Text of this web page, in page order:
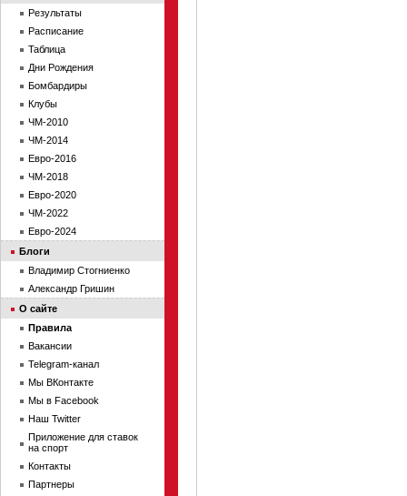
Результаты
Расписание
Таблица
Дни Рождения
Бомбардиры
Клубы
ЧМ-2010
ЧМ-2014
Евро-2016
ЧМ-2018
Евро-2020
ЧМ-2022
Евро-2024
Блоги
Владимир Стогниенко
Александр Гришин
О сайте
Правила
Вакансии
Telegram-канал
Мы ВКонтакте
Мы в Facebook
Наш Twitter
Приложение для ставок
на спорт
Контакты
Партнеры